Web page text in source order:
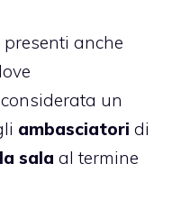
presenti anche
un
ambasciatori di
sala al termine